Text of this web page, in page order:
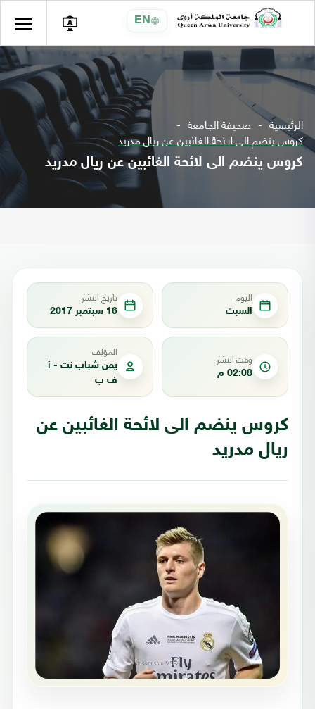
EN
الرئيسية صحيفة الجامعة
كروس ينضم الى لائحة الغائبين عن ريال مدريد
كروس ينضم الى لائحة الغائبين عن ريال مدريد
اليوم
السبت
تاريخ النشر
16 سبتمبر 2017
وقت النشر
02:08 م
المؤلف
يمن شباب نت - أ
ف ب
كروس ينضم الى لائحة الغائبين عن
ريال مدريد